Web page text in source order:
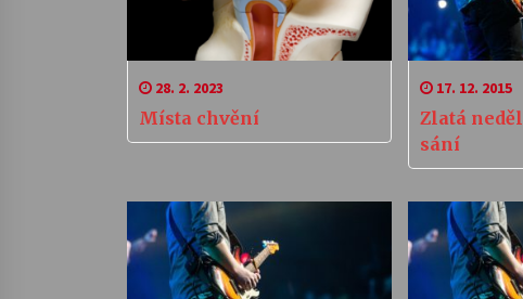
28. 2. 2023
Místa chvění
17. 12. 2015
Zlatá
sání